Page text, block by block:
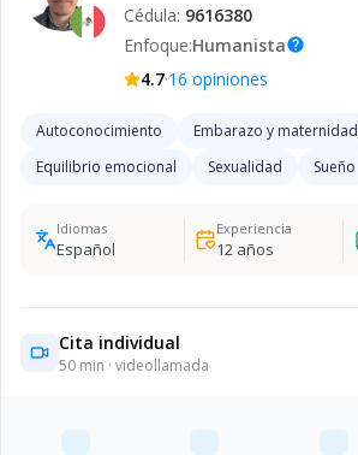
Cédula: 9616380
Enfoque:Humanistahelp
4.7·16 opiniones
Autoconocimiento
Embarazo y maternidad
Equilibrio emocional
Sexualidad Sueño
Idiomas
Español
Experiencia
12 años
Cita individual
50 min · videollamada